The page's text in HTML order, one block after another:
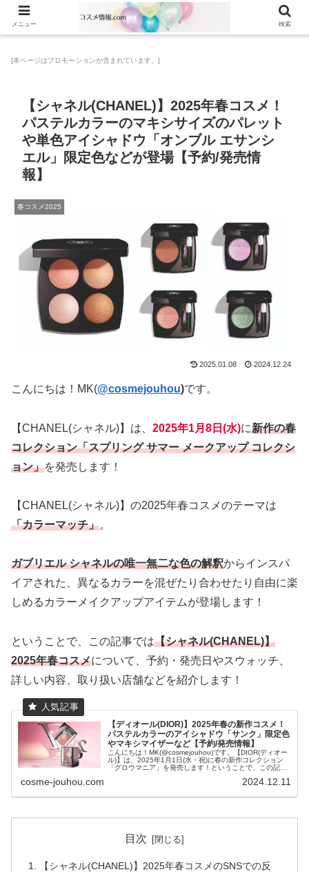
[本ページはプロモーションが含まれています。]
【シャネル(CHANEL)】2025年春コスメ！
パステルカラーのマキシサイズのパレット
や単色アイシャドウ「オンブル エサンシ
エル」限定色などが登場【予約/発売情
報】
春コスメ2025
2025.01.08 2024.12.24
こんにちは！MK(@cosmejouhou)です。
【CHANEL(シャネル)】は、 2025年1月8日(水)に新作の春
コレクション「スプリング サマー メークアップ コレクシ
ョン」を発売します！
【CHANEL(シャネル)】の2025年春コスメのテーマは
「カラーマッチ」。
ガブリエル シャネルの唯一無二な色の解釈からインスパ
イアされた、異なるカラーを混ぜたり合わせたり自由に楽
しめるカラーメイクアップアイテムが登場します！
ということで、この記事では【シャネル(CHANEL)】
2025年春コスメについて、予約・発売日やスウォッチ、
詳しい内容、取り扱い店舗などを紹介します！
【ディオール(DIOR)】2025年春の新作コスメ！
パステルカラーのアイシャドウ「サンク」限定色
やマキシマイザーなど【予約/発売情報】
こんにちは！MK(@cosmejouhou)です。【DIOR(ディオー
ル)】は、2025年1月1日(水・祝)に春の新作コレクション
「グロウマニア」を発売します！ということで、この記事
cosme-jouhou.com 2024.12.11
目次
【シャネル(CHANEL)】2025年春コスメのSNSでの反
メニュー 検索